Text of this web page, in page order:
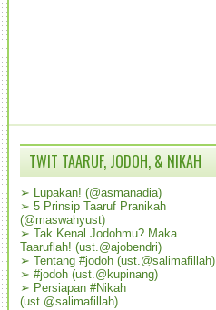
TWIT TAARUF, JODOH, & NIKAH
➢ Lupakan! (@asmanadia)
➢ 5 Prinsip Taaruf Pranikah
(@maswahyust)
➢ Tak Kenal Jodohmu? Maka
Taaruflah! (ust.@ajobendri)
➢ Tentang #jodoh (ust.@salimafillah)
➢ #jodoh (ust.@kupinang)
➢ Persiapan #Nikah
(ust.@salimafillah)